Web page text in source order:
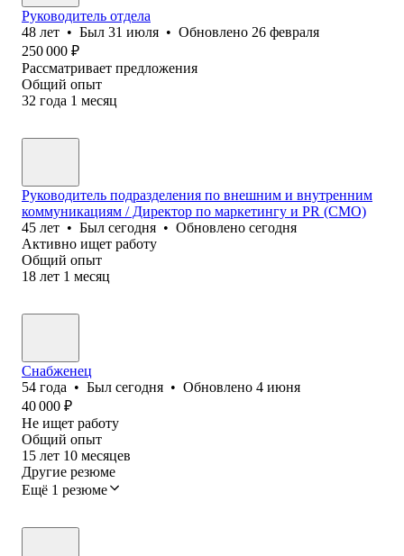
Руководитель отдела
48 лет • Был 31 июля • Обновлено 26 февраля
250 000 ₽
Рассматривает предложения
Общий опыт
32 года 1 месяц
Руководитель подразделения по внешним и внутренним
коммуникациям / Директор по маркетингу и PR (CMO)
45 лет • Был сегодня • Обновлено сегодня
Активно ищет работу
Общий опыт
18 лет 1 месяц
Снабженец
54 года • Был сегодня • Обновлено 4 июня
40 000 ₽
Не ищет работу
Общий опыт
15 лет 10 месяцев
Другие резюме
Ещё 1 резюме